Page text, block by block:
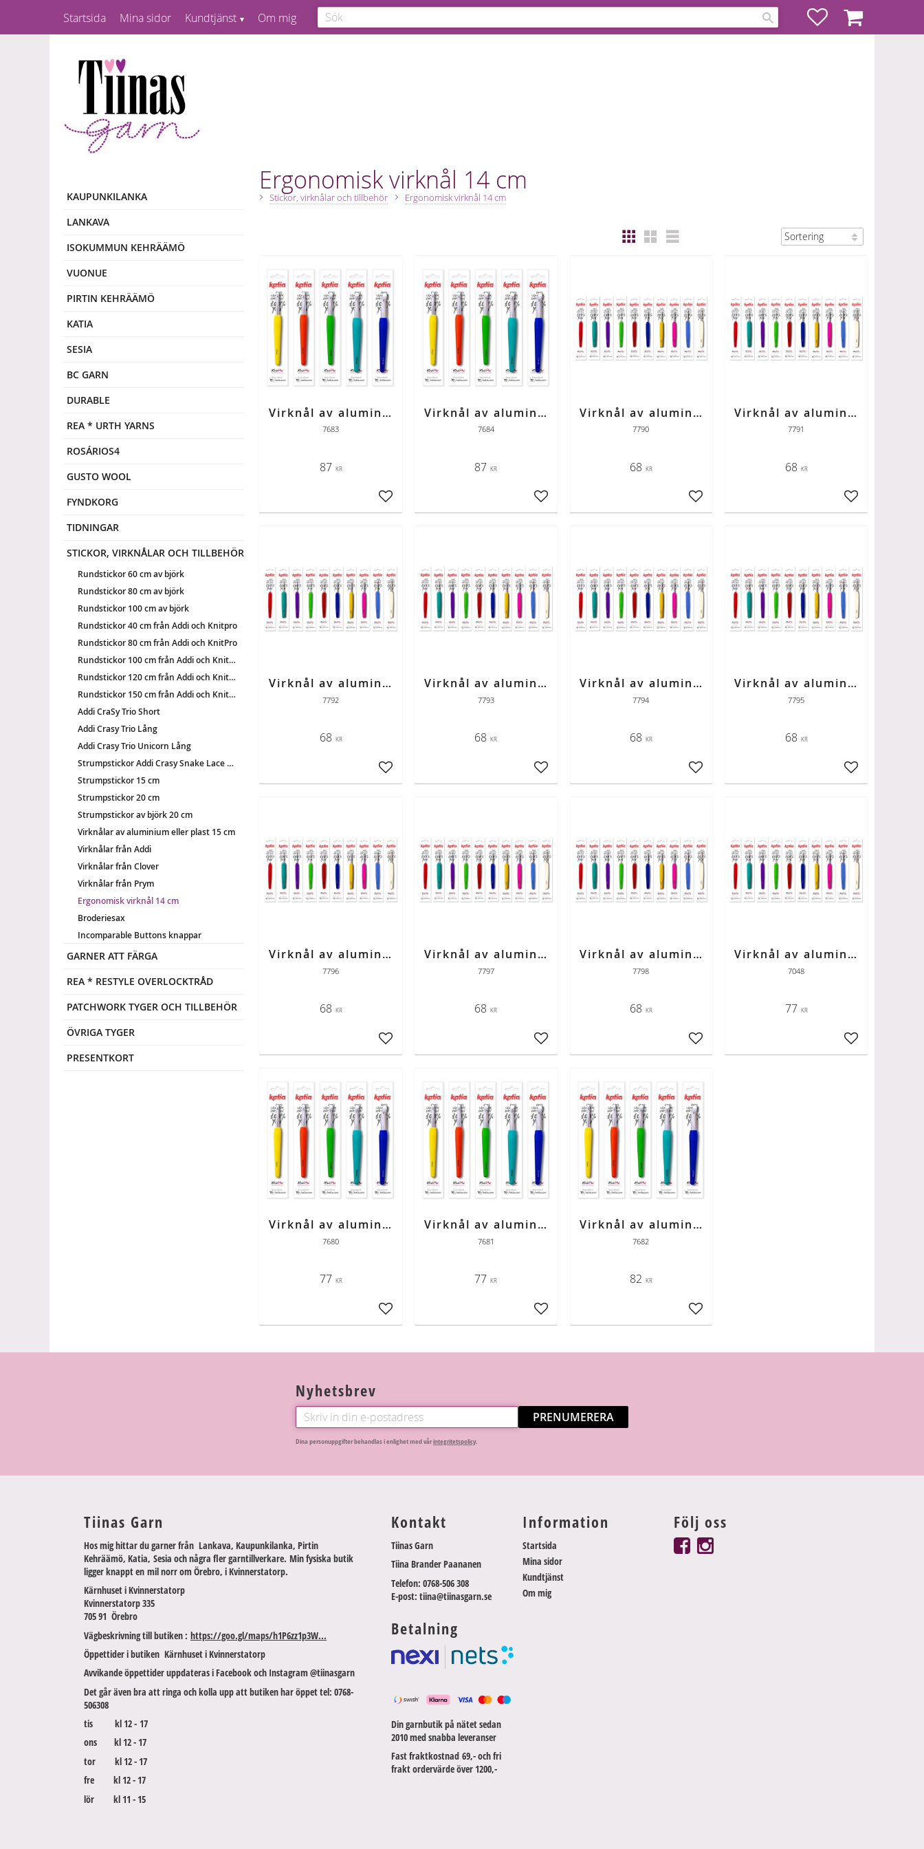
FavoriterKundvagn
Startsida Mina sidor Kundtjänst Om mig
Ergonomisk virknål 14 cm
Stickor, virknålar och tillbehör Ergonomisk virknål 14 cm
Virknål av aluminium med färgad skaft strl 10
7683
87 KR
Lägg till i favoriter
Virknål av aluminium med färgad skaft strl 12
7684
87 KR
Lägg till i favoriter
Virknål av aluminium med färgad skaft strl 2
7790
68 KR
Lägg till i favoriter
Virknål av aluminium med färgad skaft strl 2,5
7791
68 KR
Lägg till i
Virknål av aluminium med färgad skaft strl 3
7792
68 KR
Lägg till i favoriter
Virknål av aluminium med färgad skaft strl 3,5
7793
68 KR
Lägg till i favoriter
Virknål av aluminium med färgad skaft strl 4
7794
68 KR
Lägg till i favoriter
Virknål av aluminium med färgad skaft strl 4,5
7795
68 KR
Lägg till i
Virknål av aluminium med färgad skaft strl 5
7796
68 KR
Lägg till i favoriter
Virknål av aluminium med färgad skaft strl 5,5
7797
68 KR
Lägg till i favoriter
Virknål av aluminium med färgad skaft strl 6
7798
68 KR
Lägg till i favoriter
Virknål av aluminium med färgad skaft strl 6,5
7048
77 KR
Lägg till i
Virknål av aluminium med färgad skaft strl 7
7680
77 KR
Lägg till i favoriter
Virknål av aluminium med färgad skaft strl 8
7681
77 KR
Lägg till i favoriter
Virknål av aluminium med färgad skaft strl 9
7682
82 KR
Lägg till i favoriter
KAUPUNKILANKA
LANKAVA
ISOKUMMUN KEHRÄÄMÖ
VUONUE
PIRTIN KEHRÄÄMÖ
KATIA
SESIA
BC GARN
DURABLE
REA * URTH YARNS
ROSÁRIOS4
GUSTO WOOL
FYNDKORG
TIDNINGAR
STICKOR, VIRKNÅLAR OCH TILLBEHÖR
Rundstickor 60 cm av björk
Rundstickor 80 cm av björk
Rundstickor 100 cm av björk
Rundstickor 40 cm från Addi och Knitpro
Rundstickor 80 cm från Addi och KnitPro
Rundstickor 100 cm från Addi och KnitPro
Rundstickor 120 cm från Addi och KnitPro
Rundstickor 150 cm från Addi och KnitPro
Addi CraSy Trio Short
Addi Crasy Trio Lång
Addi Crasy Trio Unicorn Lång
Strumpstickor Addi Crasy Snake Lace 15 cm
Strumpstickor 15 cm
Strumpstickor 20 cm
Strumpstickor av björk 20 cm
Virknålar av aluminium eller plast 15 cm
Virknålar från Addi
Virknålar från Clover
Virknålar från Prym
Ergonomisk virknål 14 cm
Broderiesax
Incomparable Buttons knappar
GARNER ATT FÄRGA
REA * RESTYLE OVERLOCKTRÅD
PATCHWORK TYGER OCH TILLBEHÖR
ÖVRIGA TYGER
PRESENTKORT
Nyhetsbrev
PRENUMERERA
Dina personuppgifter behandlas i enlighet med vårintegritetspolicy.
Tiinas Garn
Hos mig hittar du garner från Lankava, Kaupunkilanka, Pirtin
Kehräämö, Katia, Sesia och några fler garntillverkare. Min fysiska butik
ligger knappt en mil norr om Örebro, i Kvinnerstatorp.
Kärnhuset i Kvinnerstatorp
Kvinnerstatorp 335
705 91 Örebro
Vägbeskrivning till butiken : https://goo.gl/maps/h1P6zz1p3W...
Öppettider i butiken Kärnhuset i Kvinnerstatorp
Avvikande öppettider uppdateras i Facebook och Instagram @tiinasgarn
Det går även bra att ringa och kolla upp att butiken har öppet tel: 0768-
506308
tis kl 12 - 17
ons kl 12 - 17
tor kl 12 - 17
fre kl 12 - 17
lör kl 11 - 15
Kontakt
Tiinas Garn
Tiina Brander Paananen
Telefon: 0768-506 308
E-post: tiina@tiinasgarn.se
Betalning
Din garnbutik på nätet sedan
2010 med snabba leveranser
Fast fraktkostnad 69,- och fri
frakt ordervärde över 1200,-
Information
Startsida
Mina sidor
Kundtjänst
Om mig
Följ oss